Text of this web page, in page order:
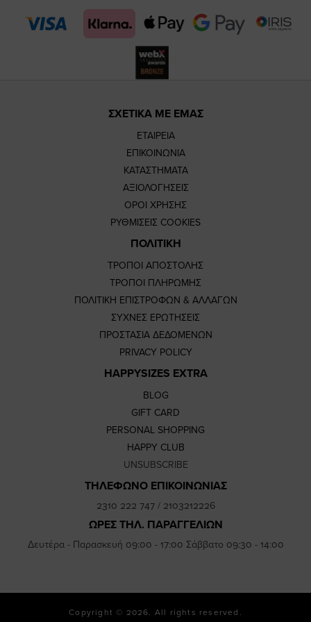
pagepage
ΣΧΕΤΙΚΑ ΜΕ ΕΜΑΣ
ΕΤΑΙΡΕΙΑ
ΕΠΙΚΟΙΝΩΝΙΑ
ΚΑΤΑΣΤΗΜΑΤΑ
ΑΞΙΟΛΟΓΗΣΕΙΣ
ΟΡΟΙ ΧΡΗΣΗΣ
ΡΥΘΜΙΣΕΙΣ COOKIES
ΠΟΛΙΤΙΚΗ
ΤΡΟΠΟΙ ΑΠΟΣΤΟΛΗΣ
ΤΡΟΠΟΙ ΠΛΗΡΩΜΗΣ
ΠΟΛΙΤΙΚΗ ΕΠΙΣΤΡΟΦΩΝ & ΑΛΛΑΓΩΝ
ΣΥΧΝΕΣ ΕΡΩΤΗΣΕΙΣ
ΠΡΟΣΤΑΣΙΑ ΔΕΔΟΜΕΝΩΝ
PRIVACY POLICY
HAPPYSIZES EXTRA
BLOG
GIFT CARD
PERSONAL SHOPPING
HAPPY CLUB
UNSUBSCRIBE
ΤΗΛΕΦΩΝΟ ΕΠΙΚΟΙΝΩΝΙΑΣ
2310 222 747/ 2103212226
ΩΡΕΣ ΤΗΛ. ΠΑΡΑΓΓΕΛΙΩΝ
Δευτέρα - Παρασκευή 09:00 - 17:00 Σάββατο 09:30 - 14:00
Copyright © 2026. All rights reserved.